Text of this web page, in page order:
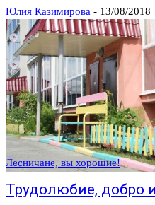
Юлия Казимирова - 13/08/2018
Лесничане, вы хорошие!
Трудолюбие, добро